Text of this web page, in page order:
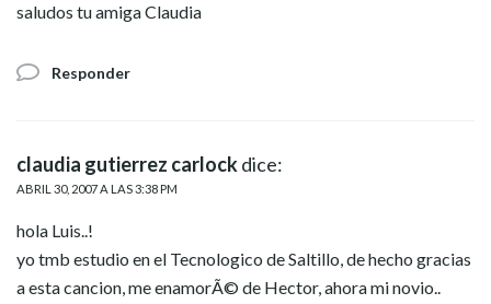
saludos tu amiga Claudia
Responder
claudia gutierrez carlockdice:
ABRIL 30, 2007 A LAS 3:38 PM
hola Luis..!
yo tmb estudio en el Tecnologico de Saltillo, de hecho gracias
a esta cancion, me enamorÃ© de Hector, ahora mi novio..